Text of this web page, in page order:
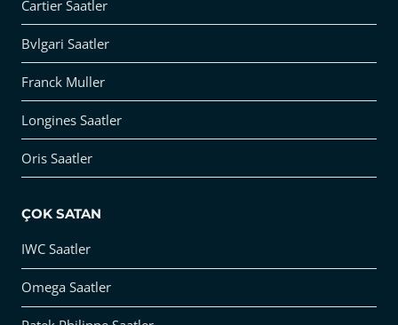
Cartier Saatler
Bvlgari Saatler
Franck Muller
Longines Saatler
Oris Saatler
ÇOK SATAN
IWC Saatler
Omega Saatler